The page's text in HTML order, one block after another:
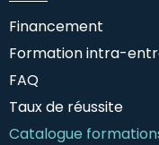
Financement
Formation intra-
FAQ
Taux de réussite
Catalogue